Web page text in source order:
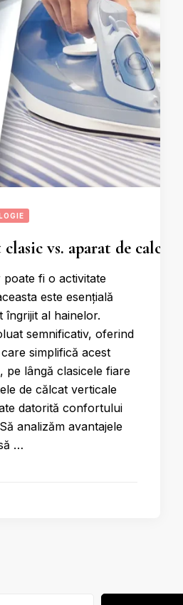
vs. aparat de calcat
fi o activitate
este esențială
îngrijit al hainelor.
semnificativ, oferind
simplifică acest
pe lângă clasicele fiare
de călcat verticale
datorită confortului
analizăm avantajele
…